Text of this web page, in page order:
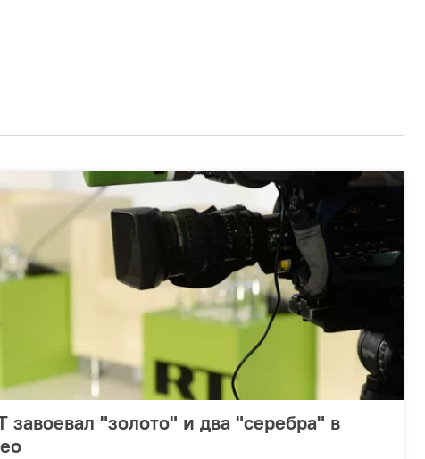
завоевал "золото" и два "серебра" в